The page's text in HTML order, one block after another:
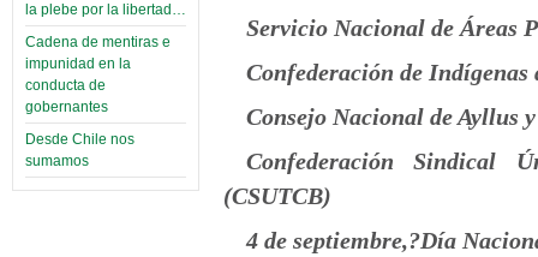
la plebe por la libertad…
Cadena de mentiras e
impunidad en la
conducta de
gobernantes
Desde Chile nos
sumamos
Servicio Nacional de Áreas
Confederación de
Consejo Nacional de Ayllus
Confederación Sindical
(CSUTCB)
4 de septiembre,?Día